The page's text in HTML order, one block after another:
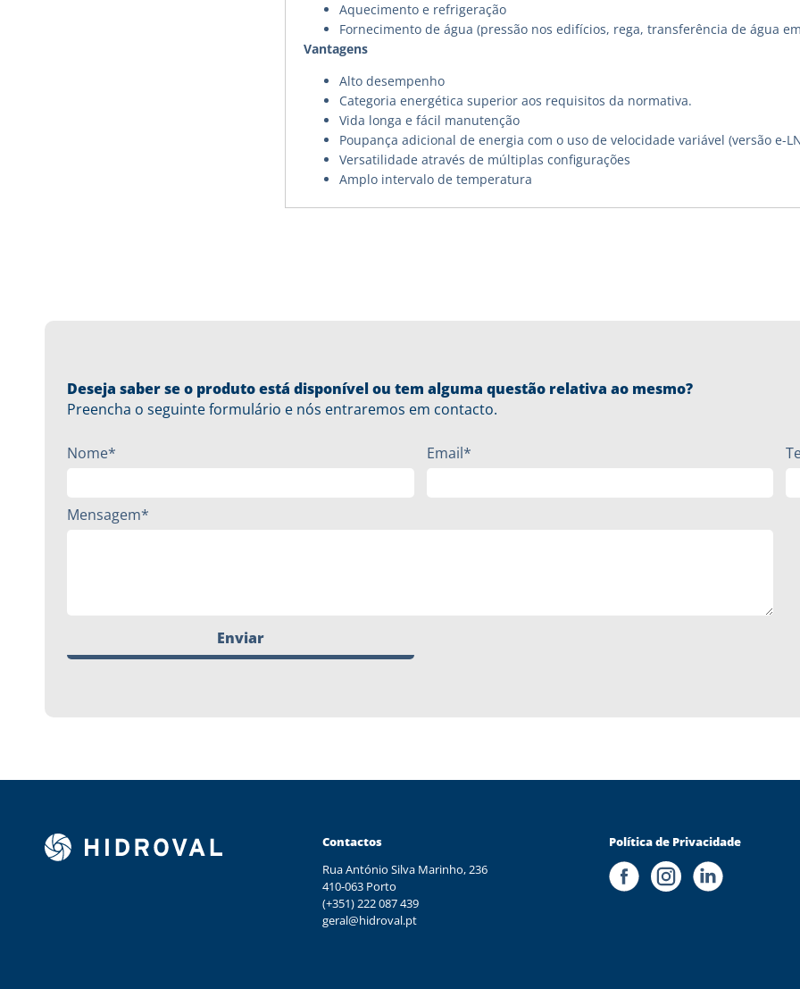
Aquecimento e refrigeração
Fornecimento de água (pressão nos edifícios, rega, transferência de água
Vantagens
Alto desempenho
Categoria energética superior aos requisitos da normativa.
Vida longa e fácil manutenção
Poupança adicional de energia com o uso de velocidade variável (versão e-
Versatilidade através de múltiplas configurações
Amplo intervalo de temperatura
Deseja saber se o produto está disponível ou tem alguma questão relativa ao mesmo?
Preencha o seguinte formulário e nós entraremos em contacto.
Nome* Email*
Mensagem*
Enviar
Contactos
Rua António Silva Marinho, 236
410-063 Porto
(+351) 222 087 439
geral@hidroval.pt
Política de Privacidade